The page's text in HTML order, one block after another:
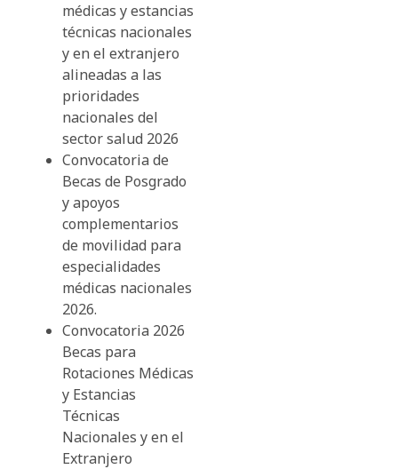
médicas y estancias
técnicas nacionales
y en el extranjero
alineadas a las
prioridades
nacionales del
sector salud 2026
Convocatoria de
Becas de Posgrado
y apoyos
complementarios
de movilidad para
especialidades
médicas nacionales
2026.
Convocatoria 2026
Becas para
Rotaciones Médicas
y Estancias
Técnicas
Nacionales y en el
Extranjero